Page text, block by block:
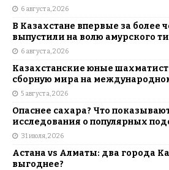
6 августа, 2026
В Казахстане впервые за более
выпустили на волю амурского
6 августа, 2026
Казахстанские юные
сборную мира на
5 августа, 2026
Опаснее сахара? Что
исследования о популярных
31 июля, 2026
Астана vs Алматы: два города
выгоднее?